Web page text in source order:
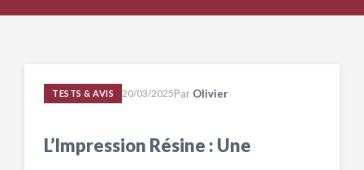
TESTS & AVIS 20/03/2025Par Olivier
L’Impression Résine : Une